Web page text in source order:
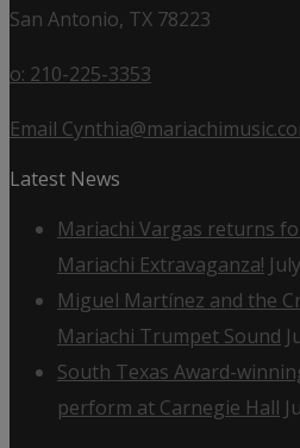
San Antonio, TX 78223
o: 210-225-3353
Email
Latest News
Mariachi Vargas returns
Mariachi Extravaganza!
Miguel Martínez and the
Mariachi Trumpet Sound
South Texas Award-
perform at Carnegie Hall